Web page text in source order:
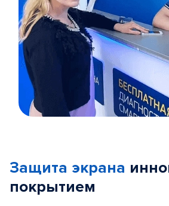
5
Защита экрана
покрытием